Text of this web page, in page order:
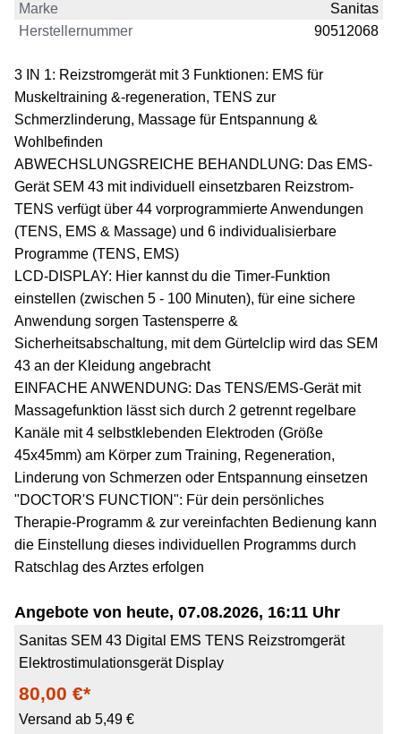
Marke
Sanitas
Herstellernummer
90512068
3 IN 1: Reizstromgerät mit 3 Funktionen: EMS für
Muskeltraining &-regeneration, TENS zur
Schmerzlinderung, Massage für Entspannung &
Wohlbefinden
ABWECHSLUNGSREICHE BEHANDLUNG: Das EMS-
Gerät SEM 43 mit individuell einsetzbaren Reizstrom-
TENS verfügt über 44 vorprogrammierte Anwendungen
(TENS, EMS & Massage) und 6 individualisierbare
Programme (TENS, EMS)
LCD-DISPLAY: Hier kannst du die Timer-Funktion
einstellen (zwischen 5 - 100 Minuten), für eine sichere
Anwendung sorgen Tastensperre &
Sicherheitsabschaltung, mit dem Gürtelclip wird das SEM
43 an der Kleidung angebracht
EINFACHE ANWENDUNG: Das TENS/EMS-Gerät mit
Massagefunktion lässt sich durch 2 getrennt regelbare
Kanäle mit 4 selbstklebenden Elektroden (Größe
45x45mm) am Körper zum Training, Regeneration,
Linderung von Schmerzen oder Entspannung einsetzen
"DOCTOR'S FUNCTION": Für dein persönliches
Therapie-Programm & zur vereinfachten Bedienung kann
die Einstellung dieses individuellen Programms durch
Ratschlag des Arztes erfolgen
Angebote von heute, 07.08.2026, 16:11 Uhr
Sanitas SEM 43 Digital EMS TENS Reizstromgerät
Elektrostimulationsgerät Display
80,00 €*
Versand ab 5,49 €